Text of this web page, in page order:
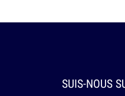
SUIS-NOUS